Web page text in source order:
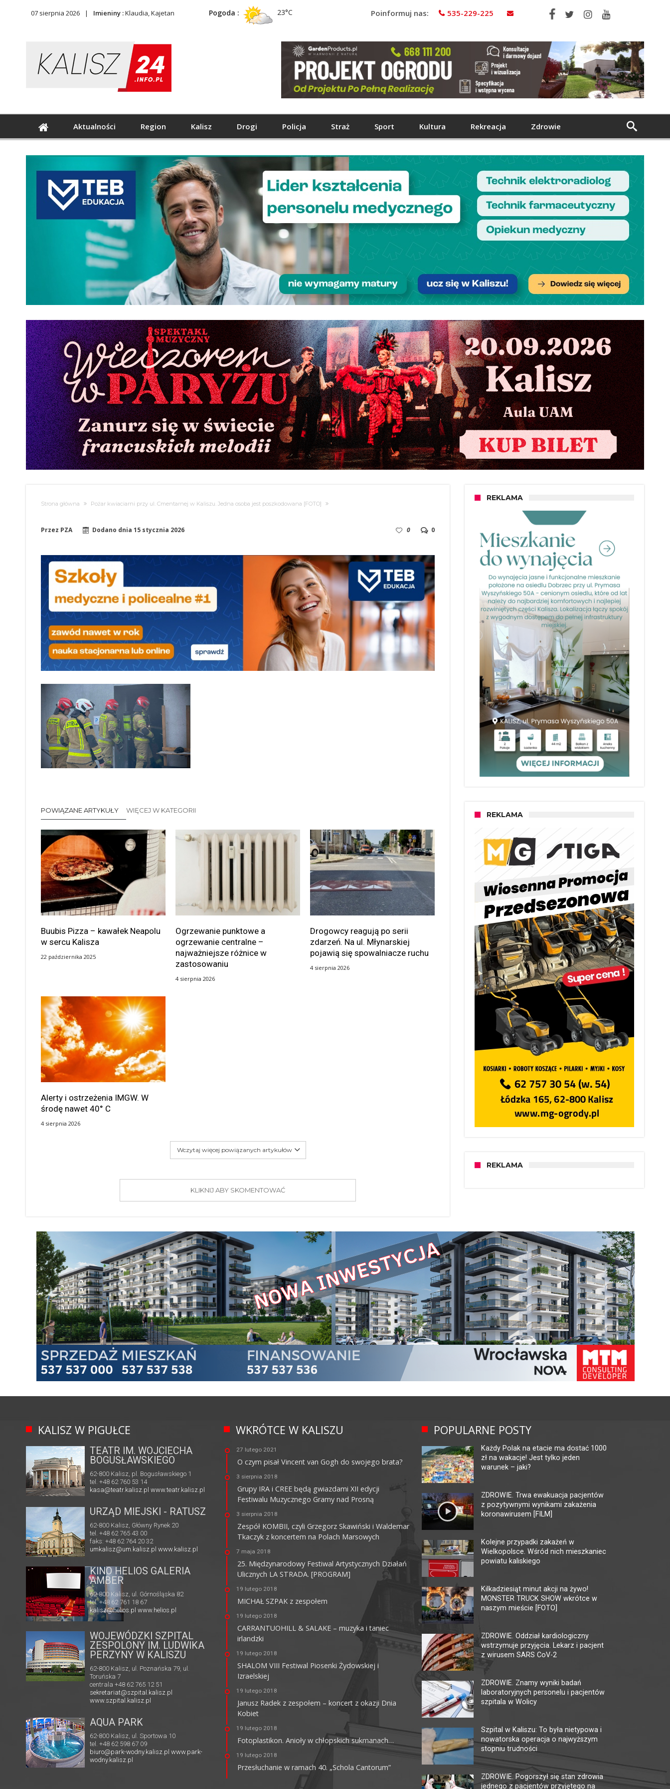
07 sierpnia 2026 Imieniny :Klaudia, Kajetan Pogoda : 23°C Poinformuj nas: 535-229-225
Aktualności Region Kalisz Drogi Policja Straż Sport Kultura Rekreacja Zdrowie
Strona główna Pożar kwiaciarni przy ul. Cmentarnej w Kaliszu. Jedna osoba jest poszkodowana [FOTO]
Przez PZA Dodano dnia 15 stycznia 2026 0
0
POWIĄZANE ARTYKUŁY WIĘCEJ W KATEGORII
Buubis Pizza – kawałek Neapolu
w sercu Kalisza
22 października 2025
Ogrzewanie punktowe a
ogrzewanie centralne –
najważniejsze różnice w
zastosowaniu
4 sierpnia 2026
Drogowcy reagują po serii
zdarzeń. Na ul. Młynarskiej
pojawią się spowalniacze ruchu
4 sierpnia 2026
Alerty i ostrzeżenia IMGW. W
środę nawet 40° C
4 sierpnia 2026
Wczytaj więcej powiązanych artykułów
KLIKNIJ ABY SKOMENTOWAĆ
REKLAMA
REKLAMA
REKLAMA
KALISZ W PIGUŁCE
TEATR IM. WOJCIECHA
BOGUSŁAWSKIEGO
62-800 Kalisz, pl. Bogusławskiego 1
tel. +48 62 760 53 14
kasa@teatr.kalisz.pl www.teatr.kalisz.pl
URZĄD MIEJSKI - RATUSZ
62-800 Kalisz, Główny Rynek 20
tel. +48 62 765 43 00
faks: +48 62 764 20 32
umkalisz@um.kalisz.pl www.kalisz.pl
MULTIKINO GALERIA
TĘCZA
62-800 Kalisz, ul. 3 Maja 1
tel. + 48 41 267 23 84
multikino.pl
KINO CENTRUM
tel. +48 62 765 25 01
ckis.kalisz.pl/
KINO HELIOS GALERIA
AMBER
62-800 Kalisz, ul. Górnośląska 82
tel. +48 62 761 18 67
kalisz@helios.pl
WOJEWÓDZKI SZPITAL
ZESPOLONY IM. LUDWIKA
PERZYNY W KALISZU
62-800 Kalisz, ul. Poznańska 79, ul.
Toruńska 7
centrala +48 62 765 12 51
sekretariat@szpital.kalisz.pl
www.szpital.kalisz.pl
AQUA PARK
62-800 Kalisz, ul. Sportowa 10
tel. +48 62 598 67 09
biuro@park-wodny.kalisz.pl www.park-
wodny.kalisz.pl
WKRÓTCE W KALISZU
27 lutego 2021
O czym pisał Vincent van Gogh do swojego brata?
3 sierpnia 2018
Grupy IRA i CREE będą gwiazdami XII edycji
Festiwalu Muzycznego Gramy nad Prosną
3 sierpnia 2018
Zespół KOMBII, czyli Grzegorz Skawiński i Waldemar
Tkaczyk z koncertem na Polach Marsowych
7 maja 2018
25. Międzynarodowy Festiwal Artystycznych Działań
Ulicznych LA STRADA. [PROGRAM]
19 lutego 2018
MICHAŁ SZPAK z zespołem
19 lutego 2018
CARRANTUOHILL & SALAKE – muzyka i taniec
irlandzki
19 lutego 2018
SHALOM VIII Festiwal Piosenki Żydowskiej i
Izraelskiej
19 lutego 2018
Janusz Radek z zespołem – koncert z okazji Dnia
Kobiet
19 lutego 2018
Fotoplastikon. Anioły w chłopskich sukmanach…
19 lutego 2018
Przesłuchanie w ramach 40. „Schola Cantorum”
POPULARNE POSTY
Każdy Polak na etacie ma dostać 1000
zł na wakacje! Jest tylko jeden
warunek – jaki?
ZDROWIE. Trwa ewakuacja pacjentów
z pozytywnymi wynikami zakażenia
koronawirusem [FILM]
Kolejne przypadki zakażeń w
Wielkopolsce. Wśród nich mieszkaniec
powiatu kaliskiego
Kilkadziesiąt minut akcji na żywo!
MONSTER TRUCK SHOW wkrótce w
naszym mieście [FOTO]
ZDROWIE. Oddział kardiologiczny
wstrzymuje przyjęcia. Lekarz i pacjent
z wirusem SARS CoV-2
ZDROWIE. Znamy wyniki badań
laboratoryjnych personelu i pacjentów
szpitala w Wolicy
Szpital w Kaliszu: To była nietypowa i
nowatorska operacja o najwyższym
stopniu trudności
ZDROWIE. Pogorszył się stan zdrowia
jednego z pacjentów przyjętego na